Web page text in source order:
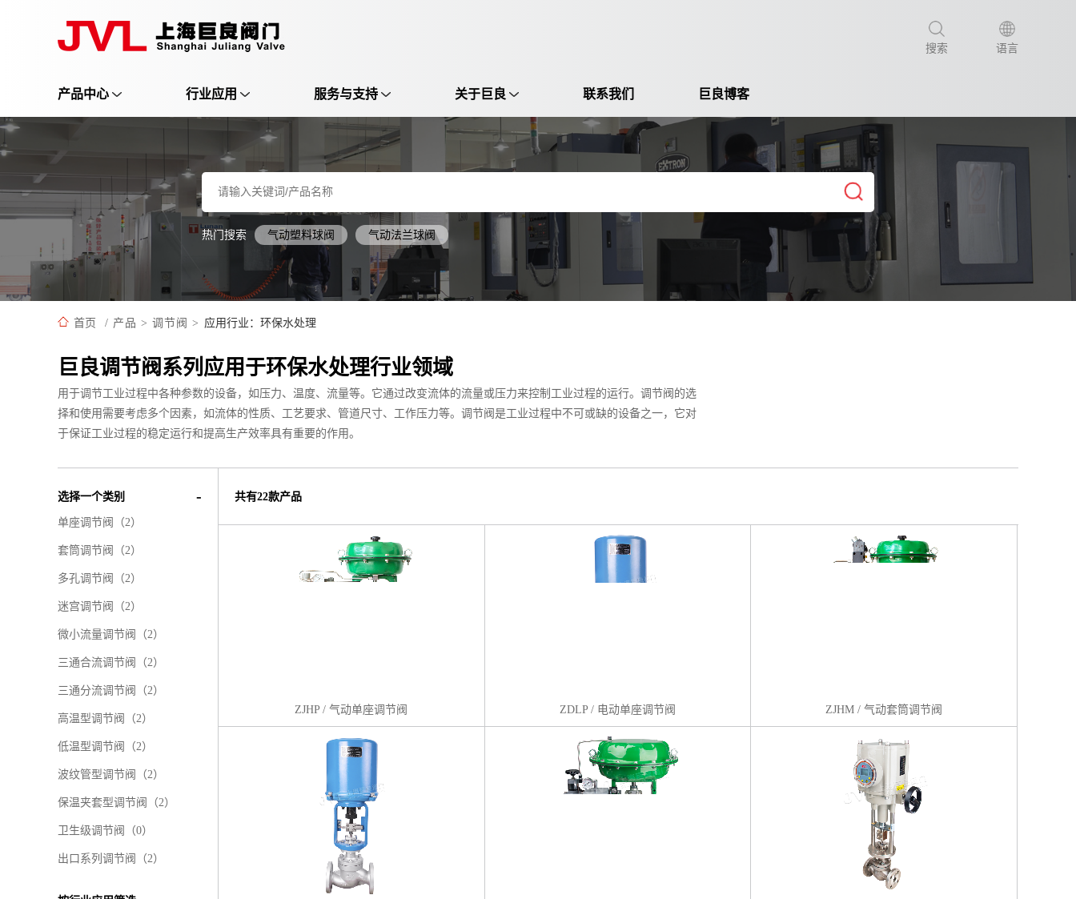
搜索 语言
产品中心 行业应用 服务与支持 关于巨良 联系我们 巨良博客
选择语言:
中文 / Chinese
热门搜索 气动塑料球阀 气动法兰球阀
首页 / 产品 > 调节阀 > 应用行业：环保水处理
巨良调节阀系列应用于环保水处理行业领域
用于调节工业过程中各种参数的设备，如压力、温度、流量等。它通过改变流体的流量或压力来控制工业过程的运行。调节阀的选
择和使用需要考虑多个因素，如流体的性质、工艺要求、管道尺寸、工作压力等。调节阀是工业过程中不可或缺的设备之一，它对
于保证工业过程的稳定运行和提高生产效率具有重要的作用。
选择一个类别
单座调节阀 （2）
套筒调节阀 （2）
多孔调节阀 （2）
迷宫调节阀 （2）
微小流量调节阀 （2）
三通合流调节阀 （2）
三通分流调节阀 （2）
高温型调节阀 （2）
低温型调节阀 （2）
波纹管型调节阀 （2）
保温夹套型调节阀 （2）
卫生级调节阀 （0）
出口系列调节阀 （2）
共有22款产品
ZJHP / 气动单座调节阀 ZDLP / 电动单座调节阀 ZJHM / 气动套筒调节阀